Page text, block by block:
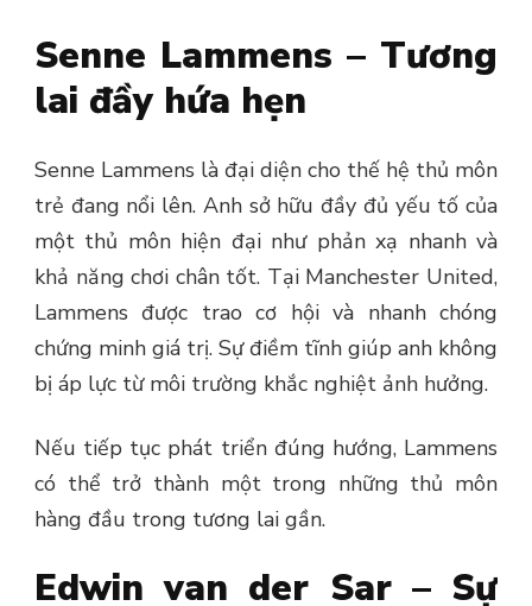
Senne Lammens – Tương
lai đầy hứa hẹn
Senne Lammens là đại diện cho thế hệ thủ môn
trẻ đang nổi lên. Anh sở hữu đầy đủ yếu tố của
một thủ môn hiện đại như phản xạ nhanh và
khả năng chơi chân tốt. Tại Manchester United,
Lammens được trao cơ hội và nhanh chóng
chứng minh giá trị. Sự điềm tĩnh giúp anh không
bị áp lực từ môi trường khắc nghiệt ảnh hưởng.
Nếu tiếp tục phát triển đúng hướng, Lammens
có thể trở thành một trong những thủ môn
hàng đầu trong tương lai gần.
Edwin van der Sar – Sự